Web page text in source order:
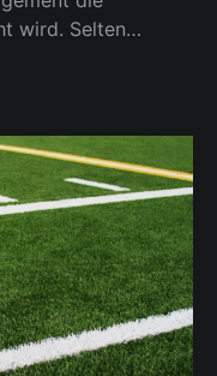
wird. Selten
haben.
Angriffe
häufig werden sie
Angeblich